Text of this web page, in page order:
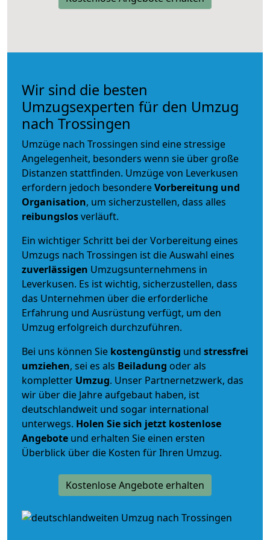
Wir sind die besten
Umzugsexperten für den Umzug
nach Trossingen
Umzüge nach Trossingen sind eine stressige
Angelegenheit, besonders wenn sie über große
Distanzen stattfinden. Umzüge von Leverkusen
erfordern jedoch besondereVorbereitung und
Organisation, um sicherzustellen, dass alles
reibungslosverläuft.
Ein wichtiger Schritt bei der Vorbereitung eines
Umzugs nach Trossingen ist die Auswahl eines
zuverlässigen Umzugsunternehmens in
Leverkusen. Es ist wichtig, sicherzustellen, dass
das Unternehmen über die erforderliche
Erfahrung und Ausrüstung verfügt, um den
Umzug erfolgreich durchzuführen.
Bei uns können Sie kostengünstig und stressfrei
umziehen, sei es als Beiladung oder als
kompletter Umzug. Unser Partnernetzwerk, das
wir über die Jahre aufgebaut haben, ist
deutschlandweit und sogar international
unterwegs. Holen Sie sich jetzt kostenlose
Angebote und erhalten Sie einen ersten
Überblick über die Kosten für Ihren Umzug.
Kostenlose Angebote erhalten